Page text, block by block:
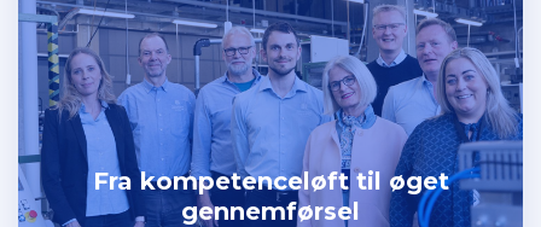
Fra kompetenceløft til øget
gennemførsel